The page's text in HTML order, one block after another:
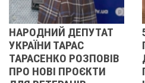
50 ТИСЯЧ ГРИВЕНЬ
ПРИ НАРОДЖЕННІ
ДИТИНИ: РАДА
ПРИЙНЯЛА ЗАКОН